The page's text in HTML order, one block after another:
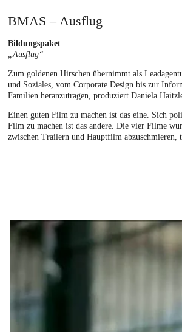
BMAS – Ausflug
Bildungspaket
„Ausflug“
Zum goldenen Hirschen übernimmt als
und Soziales, vom Corporate Design bis zur
Familien heranzutragen, produziert Daniela
Einen guten Film zu machen ist das eine. Sich
Film zu machen ist das andere. Die vier Filme
zwischen Trailern und Hauptfilm